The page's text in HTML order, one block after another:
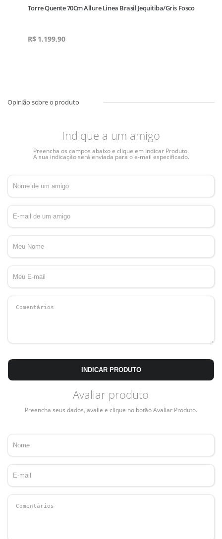
Torre Quente 70Cm Allure Linea Brasil Jequitiba/Gris Fosco
R$ 1.199,90
Indique a um amigo
Preencha os campos abaixo e clique em Indicar Produto.
A sua indicação será enviada para o e-mail especificado.
INDICAR PRODUTO
Avaliar produto
Preencha seus dados, avalie e clique no botão Avaliar Produto.